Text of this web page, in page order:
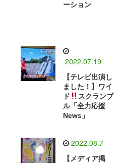
ーション
2022.07.19
【テレビ出演し
ました！】ワイ
ド
スクランブ
ル「全力応援
News」
2022.08.7
【メディア掲